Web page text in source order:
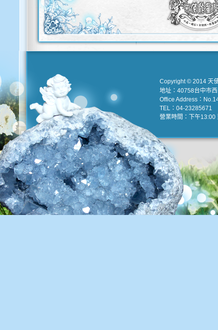
Copyright © 2014 天
地址：40758台中市
Office Address：
TEL：04-23285671
營業時間：下午13:00